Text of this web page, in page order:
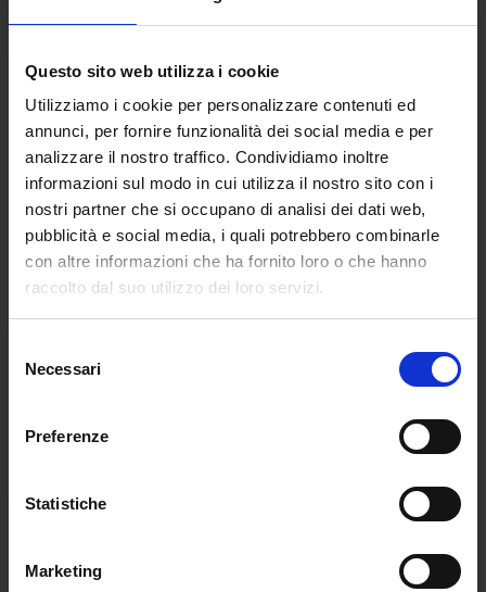
Questo sito web utilizza i cookie
Utilizziamo i cookie per personalizzare contenuti ed
annunci, per fornire funzionalità dei social media e per
analizzare il nostro traffico. Condividiamo inoltre
informazioni sul modo in cui utilizza il nostro sito con i
nostri partner che si occupano di analisi dei dati web,
pubblicità e social media, i quali potrebbero combinarle
con altre informazioni che ha fornito loro o che hanno
raccolto dal suo utilizzo dei loro servizi.
delNecessari
Preferenze
Statistiche
Marketing
Purgatorio, canto
Paradiso, canto VII